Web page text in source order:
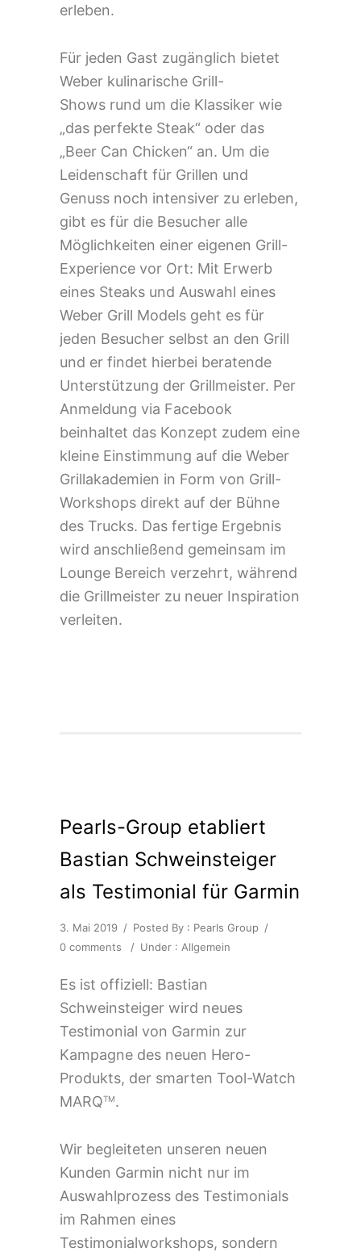
erleben.
Für jeden Gast zugänglich bietet
Weber kulinarische Grill-
Shows rund um die Klassiker wie
„das perfekte Steak“ oder das
„Beer Can Chicken“ an. Um die
Leidenschaft für Grillen und
Genuss noch intensiver zu erleben,
gibt es für die Besucher alle
Möglichkeiten einer eigenen Grill-
Experience vor Ort: Mit Erwerb
eines Steaks und Auswahl eines
Weber Grill Models geht es für
jeden Besucher selbst an den Grill
und er findet hierbei beratende
Unterstützung der Grillmeister. Per
Anmeldung via Facebook
beinhaltet das Konzept zudem eine
kleine Einstimmung auf die Weber
Grillakademien in Form von Grill-
Workshops direkt auf der Bühne
des Trucks. Das fertige Ergebnis
wird anschließend gemeinsam im
Lounge Bereich verzehrt, während
die Grillmeister zu neuer Inspiration
verleiten.
Pearls-Group etabliert
Bastian Schweinsteiger
als Testimonial für Garmin
3. Mai 2019 / Posted By : Pearls Group /
0 comments
/ Under : Allgemein
Es ist offiziell: Bastian
Schweinsteiger wird neues
Testimonial von Garmin zur
Kampagne des neuen Hero-
Produkts, der smarten Tool-Watch
MARQTM.
Wir begleiteten unseren neuen
Kunden Garmin nicht nur im
Auswahlprozess des Testimonials
im Rahmen eines
Testimonialworkshops, sondern